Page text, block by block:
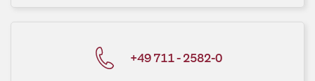
+49 711 - 2582-0